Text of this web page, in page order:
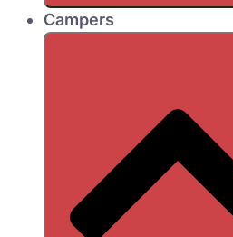
Campers